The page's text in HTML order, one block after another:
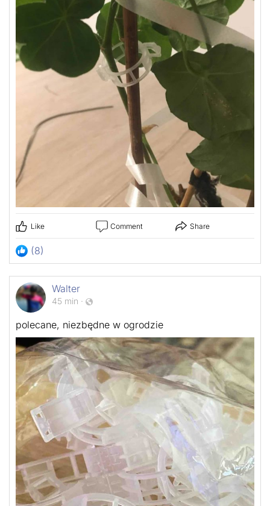
Like Comment Share
(8)
Walter
45 min ·
polecane, niezbędne w ogrodzie